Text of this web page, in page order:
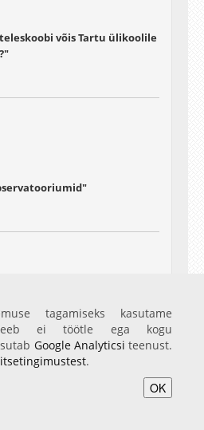
võis Tartu ülikoolile
tagamiseks kasutame
ei töötle ega kogu
Google Analyticsi teenust.
.
OK